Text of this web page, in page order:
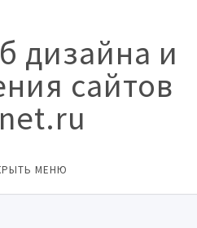
дизайна и
сайтов
МЕНЮ